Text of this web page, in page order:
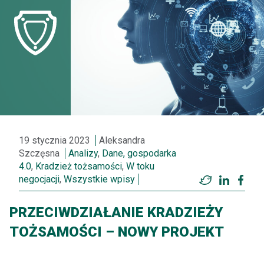
19 stycznia 2023
Aleksandra
Szczęsna
Analizy, Dane, gospodarka
4.0, Kradzież tożsamości, W toku
negocjacji, Wszystkie wpisy Twitter
PRZECIWDZIAŁANIE KRADZIEŻY
TOŻSAMOŚCI – NOWY PROJEKT